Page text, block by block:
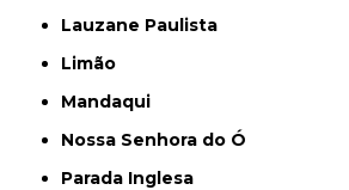
Lauzane Paulista
Limão
Mandaqui
Nossa Senhora do Ó
Parada Inglesa